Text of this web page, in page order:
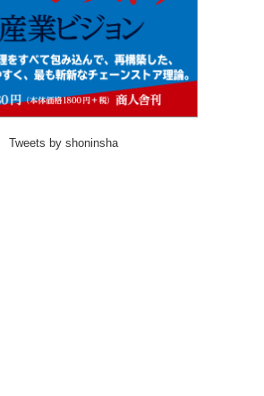
Tweets by shoninsha